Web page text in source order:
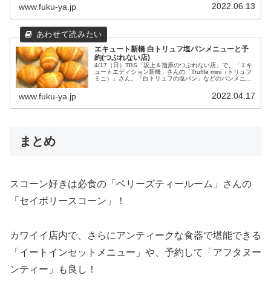
www.fuku-ya.jp 2022.06.13
エキュート新橋 白トリュフ塩パンメニューと予
約(つぶれない店)
4/17（日）TBS「坂上＆指原のつぶれない店」で、「エキ
ュートエディション新橋」さんの「Truffle mini（トリュフ
ミニ）」さん。「白トリュフの塩パン」などのパンメニュ
www.fuku-ya.jp 2022.04.17
まとめ
スコーン好きは必食の「ベリーズティールーム」さんの
「セイボリースコーン」！
カワイイ店内で、さらにアンティークな食器で堪能できる
「イートインセットメニュー」や、予約して「アフタヌー
ンティー」も良し！